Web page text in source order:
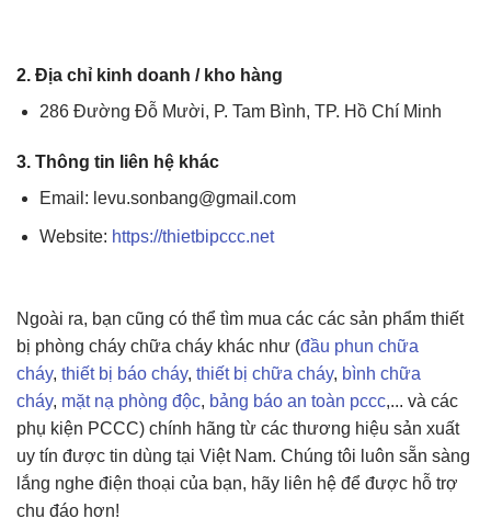
2. Địa chỉ kinh doanh / kho hàng
286 Đường Đỗ Mười, P. Tam Bình, TP. Hồ Chí Minh
3. Thông tin liên hệ khác
Email: levu.sonbang@gmail.com
Website: https://thietbipccc.net
Ngoài ra, bạn cũng có thể tìm mua các các sản phẩm thiết
bị phòng cháy chữa cháy khác như (đầu phun chữa
cháy, thiết bị báo cháy, thiết bị chữa cháy, bình chữa
cháy, mặt nạ phòng độc, bảng báo an toàn pccc,... và các
phụ kiện PCCC) chính hãng từ các thương hiệu sản xuất
uy tín được tin dùng tại Việt Nam. Chúng tôi luôn sẵn sàng
lắng nghe điện thoại của bạn, hãy liên hệ để được hỗ trợ
chu đáo hơn!